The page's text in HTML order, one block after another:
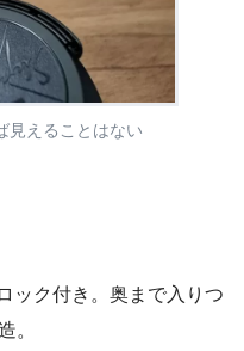
見えることはない
ック付き。奥まで入りつ
。